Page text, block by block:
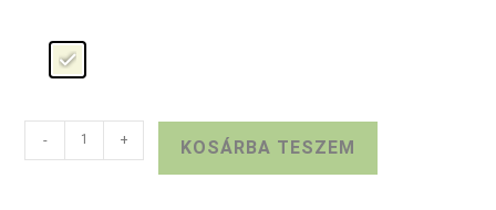
REMONTE
szandál
- + KOSÁRBA TESZEM